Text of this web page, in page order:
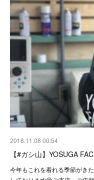
2018.11.08 00:54
【#ガシ山】YOSUGA
今年もこれを着れる季節がき